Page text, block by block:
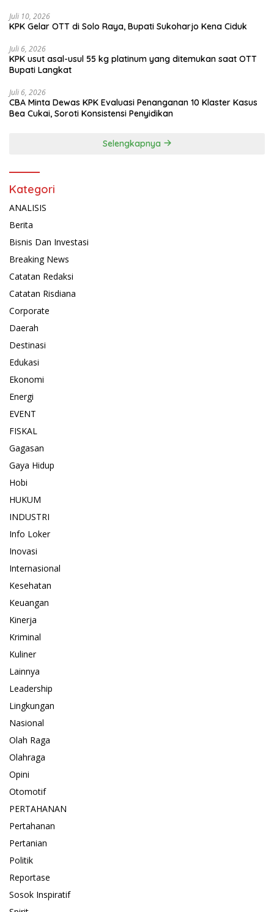
Juli 10, 2026
KPK Gelar OTT di Solo Raya, Bupati Sukoharjo Kena Ciduk
Juli 6, 2026
KPK usut asal-usul 55 kg platinum yang ditemukan saat OTT
Bupati Langkat
Juli 6, 2026
CBA Minta Dewas KPK Evaluasi Penanganan 10 Klaster Kasus
Bea Cukai, Soroti Konsistensi Penyidikan
Selengkapnya
Kategori
ANALISIS
Berita
Bisnis Dan Investasi
Breaking News
Catatan Redaksi
Catatan Risdiana
Corporate
Daerah
Destinasi
Edukasi
Ekonomi
Energi
EVENT
FISKAL
Gagasan
Gaya Hidup
Hobi
HUKUM
INDUSTRI
Info Loker
Inovasi
Internasional
Kesehatan
Keuangan
Kinerja
Kriminal
Kuliner
Lainnya
Leadership
Lingkungan
Nasional
Olah Raga
Olahraga
Opini
Otomotif
PERTAHANAN
Pertahanan
Pertanian
Politik
Reportase
Sosok Inspiratif